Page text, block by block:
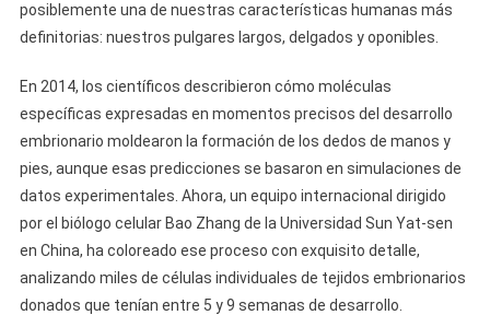
posiblemente una de nuestras características humanas más
definitorias: nuestros pulgares largos, delgados y oponibles.
En 2014, los científicos describieron cómo moléculas
específicas expresadas en momentos precisos del desarrollo
embrionario moldearon la formación de los dedos de manos y
pies, aunque esas predicciones se basaron en simulaciones de
datos experimentales. Ahora, un equipo internacional dirigido
por el biólogo celular Bao Zhang de la Universidad Sun Yat-sen
en China, ha coloreado ese proceso con exquisito detalle,
analizando miles de células individuales de tejidos embrionarios
donados que tenían entre 5 y 9 semanas de desarrollo.